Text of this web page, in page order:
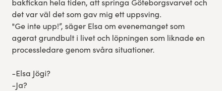
bakfickan hela tiden, att springa Göteborgsvarvet och
det var väl det som gav mig ett uppsving.
"Ge inte upp!”, säger Elsa om evenemanget som
agerat grundbult i livet och löpningen som liknade en
processledare genom svåra situationer.
-Elsa Jögi?
-Ja?